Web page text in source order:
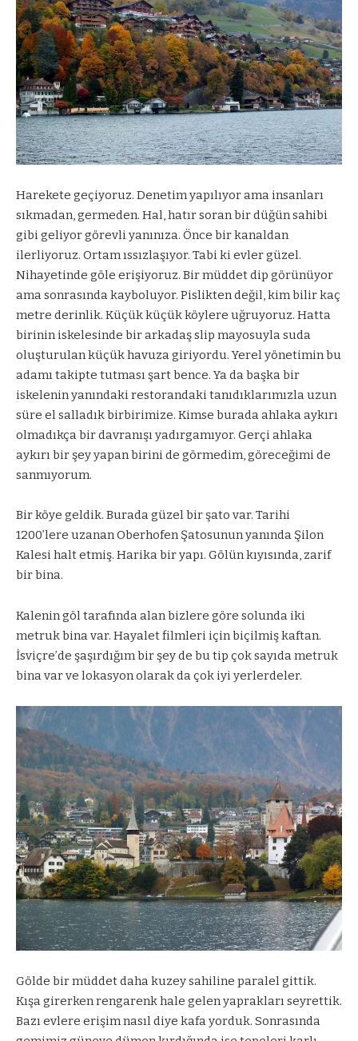
Harekete geçiyoruz. Denetim yapılıyor ama insanları
sıkmadan, germeden. Hal, hatır soran bir düğün sahibi
gibi geliyor görevli yanınıza. Önce bir kanaldan
ilerliyoruz. Ortam ıssızlaşıyor. Tabi ki evler güzel.
Nihayetinde göle erişiyoruz. Bir müddet dip görünüyor
ama sonrasında kayboluyor. Pislikten değil, kim bilir kaç
metre derinlik. Küçük küçük köylere uğruyoruz. Hatta
birinin iskelesinde bir arkadaş slip mayosuyla suda
oluşturulan küçük havuza giriyordu. Yerel yönetimin bu
adamı takipte tutması şart bence. Ya da başka bir
iskelenin yanındaki restorandaki tanıdıklarımızla uzun
süre el salladık birbirimize. Kimse burada ahlaka aykırı
olmadıkça bir davranışı yadırgamıyor. Gerçi ahlaka
aykırı bir şey yapan birini de görmedim, göreceğimi de
sanmıyorum.
Bir köye geldik. Burada güzel bir şato var. Tarihi
1200’lere uzanan Oberhofen Şatosunun yanında Şilon
Kalesi halt etmiş. Harika bir yapı. Gölün kıyısında, zarif
bir bina.
Kalenin göl tarafında alan bizlere göre solunda iki
metruk bina var. Hayalet filmleri için biçilmiş kaftan.
İsviçre’de şaşırdığım bir şey de bu tip çok sayıda metruk
bina var ve lokasyon olarak da çok iyi yerlerdeler.
Gölde bir müddet daha kuzey sahiline paralel gittik.
Kışa girerken rengarenk hale gelen yaprakları seyrettik.
Bazı evlere erişim nasıl diye kafa yorduk. Sonrasında